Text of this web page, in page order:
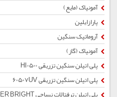
آمونیاک (مایع)
پارازایلین
آروماتیک سنگین
آمونیاک (گاز)
پلی اتیلن سنگین تزریقی HI0500
پلی اتیلن سنگین تزریقی 60507UV